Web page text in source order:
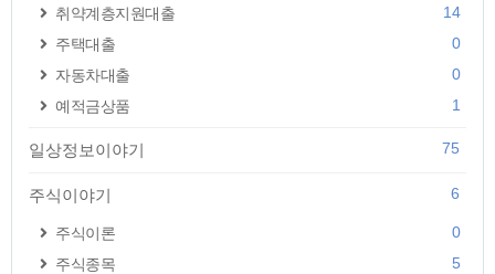
취약계층지원대출
14
주택대출
0
자동차대출
0
예적금상품
1
일상정보이야기 75
주식이야기 6
주식이론
0
주식종목
5